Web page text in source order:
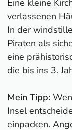
verlassenen
In der
Piraten als
eine
die bis ins 3.
Mein Tipp:
Insel
einpacken.